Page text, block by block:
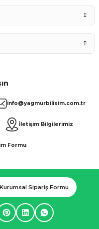
info@yagmurbilisim.com.tr
İletişim Bilgilerimiz
Formu
Kurumsal Sipariş Formu